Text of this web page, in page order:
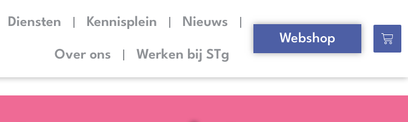
Diensten Kennisplein Nieuws
Over ons Werken bij STg
Webshop